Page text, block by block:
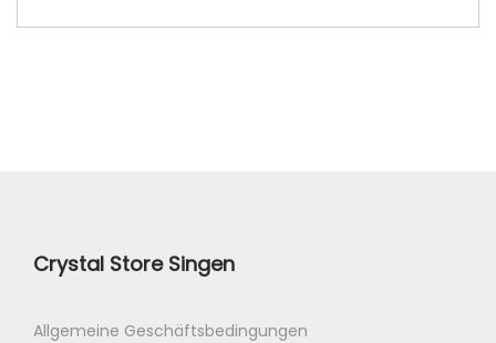
Crystal Store Singen
Allgemeine Geschäftsbedingungen